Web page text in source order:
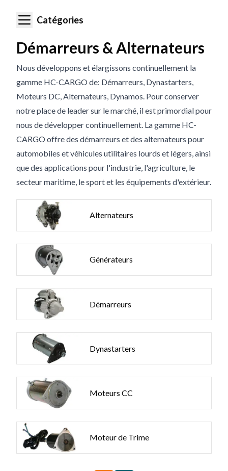
Catégories
Démarreurs & Alternateurs
Nous développons et élargissons continuellement la
gamme HC-CARGO de: Démarreurs, Dynastarters,
Moteurs DC, Alternateurs, Dynamos. Pour conserver
notre place de leader sur le marché, il est primordial pour
nous de développer continuellement. La gamme HC-
CARGO offre des démarreurs et des alternateurs pour
automobiles et véhicules utilitaires lourds et légers, ainsi
que des applications pour l'industrie, l'agriculture, le
secteur maritime, le sport et les équipements d'extérieur.
Alternateurs
Générateurs
Démarreurs
Dynastarters
Moteurs CC
Moteur de Trime